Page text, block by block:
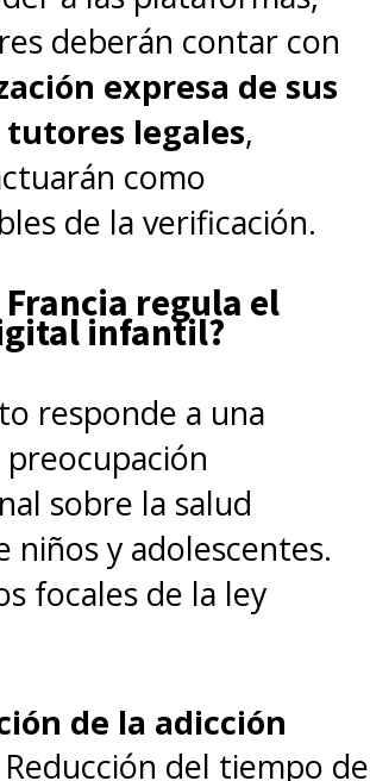
deberán contar con
expresa de sus
tutores legales,
como
de la verificación.
Francia regula el
infantil?
responde a una
sobre la salud
niños y adolescentes.
focales de la ley
de la adicción
Reducción del tiempo de